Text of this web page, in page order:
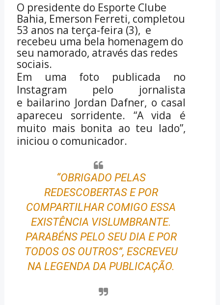
O presidente do Esporte Clube
Bahia, Emerson Ferreti, completou
53 anos na terça-feira (3), e
recebeu uma bela homenagem do
seu namorado, através das redes
sociais.
Em uma foto publicada no
Instagram pelo jornalista
e bailarino Jordan Dafner, o casal
apareceu sorridente. “A vida é
muito mais bonita ao teu lado”,
iniciou o comunicador.
“OBRIGADO PELAS
REDESCOBERTAS E POR
COMPARTILHAR COMIGO ESSA
EXISTÊNCIA VISLUMBRANTE.
PARABÉNS PELO SEU DIA E POR
TODOS OS OUTROS”, ESCREVEU
NA LEGENDA DA PUBLICAÇÃO.